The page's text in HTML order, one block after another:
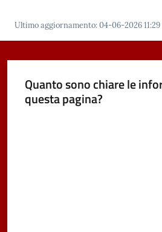
Ultimo aggiornamento:04-06-2026 11:29
Quanto sono chiare le
questa pagina?